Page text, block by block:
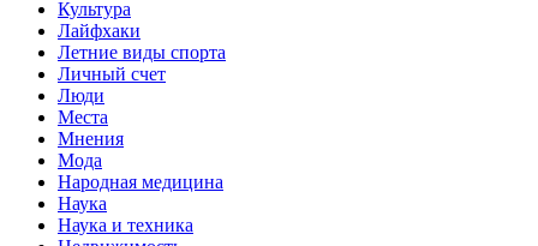
Культура
Лайфхаки
Летние виды спорта
Личный счет
Люди
Места
Мнения
Мода
Народная медицина
Наука
Наука и техника